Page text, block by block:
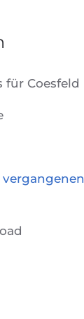
für Coesfeld